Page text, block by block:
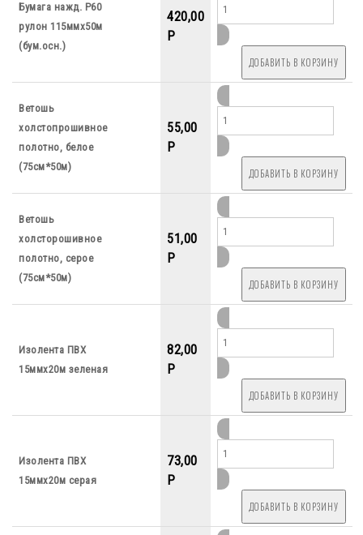
Бумага нажд. Р60
рулон 115ммх50м
(бум.осн.)
420,00
P
Ветошь
холстопрошивное
полотно, белое
(75см*50м)
55,00
P
Ветошь
холсторошивное
полотно, серое
(75см*50м)
51,00
P
Изолента ПВХ
15ммх20м зеленая
82,00
P
Изолента ПВХ
15ммх20м серая
73,00
P